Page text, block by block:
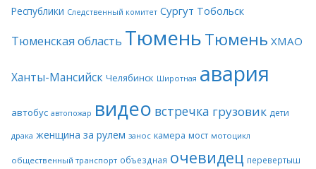
Республики Следственный комитет Сургут Тобольск
Тюменская область ТюменьТюмень ХМАО
Ханты-Мансийск Челябинск Широтная авария
автобус автопожар видео встречка грузовик дети
драка женщина за рулем занос камера мост мотоцикл
общественный транспорт объездная очевидец перевертыш